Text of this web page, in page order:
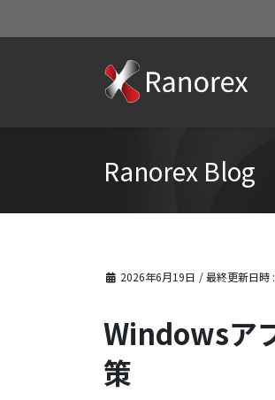
Ranorex Blog
2026年6月19日 / 最終更新日時 :
Windowsア
策